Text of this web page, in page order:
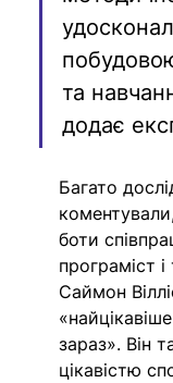
та
додає
Багато
боти
програміст
Саймон
зараз». Він
цікавістю